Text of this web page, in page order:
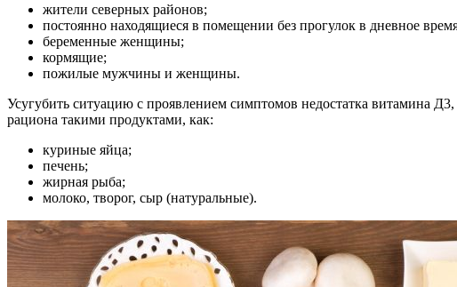
жители северных районов;
постоянно находящиеся в помещении без прогулок в дневное
беременные женщины;
кормящие;
пожилые мужчины и женщины.
Усугубить ситуацию с проявлением симптомов недостатка витамина
рациона такими продуктами, как:
куриные яйца;
печень;
жирная рыба;
молоко, творог, сыр (натуральные).